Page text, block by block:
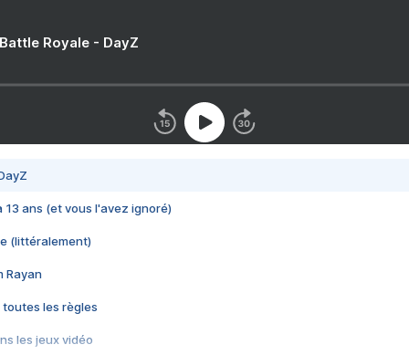
Royale - DayZ
13 ans (et vous l'avez ignoré)
(littéralement)
Rayan
toutes les règles
les jeux vidéo